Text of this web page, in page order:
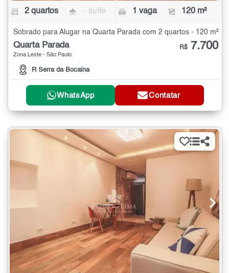
2 quartos - suíte 1 vaga 120 m²
Sobrado para Alugar na Quarta Parada com 2 quartos - 120 m²
Quarta Parada
Zona Leste - São Paulo
R Serra da Bocaina
R$ 7.700
WhatsApp Contatar